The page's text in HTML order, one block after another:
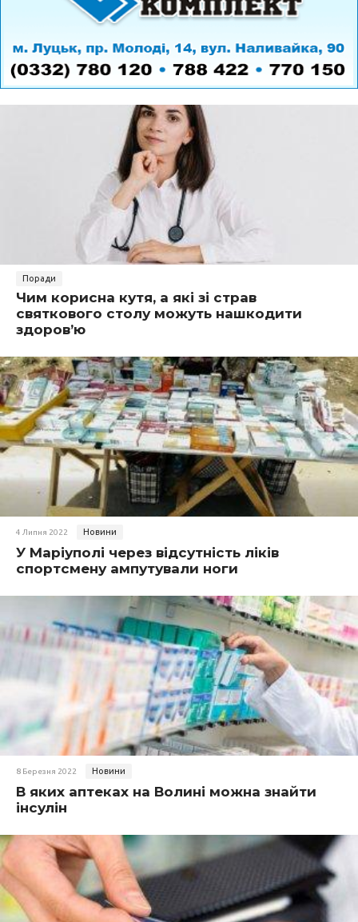
Поради
Чим корисна кутя, а які зі страв
святкового столу можуть нашкодити
здоров’ю
4 Липня 2022 Новини
У Маріуполі через відсутність ліків
спортсмену ампутували ноги
8 Березня 2022 Новини
В яких аптеках на Волині можна знайти
інсулін